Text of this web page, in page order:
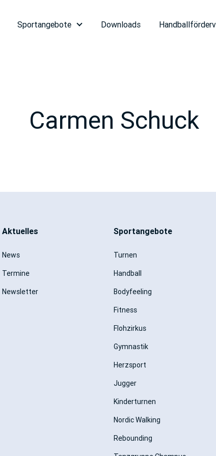
Sportangebote Downloads
Carmen Schuck
Aktuelles
News
Termine
Newsletter
Sportangebote
Turnen
Handball
Bodyfeeling
Fitness
Flohzirkus
Gymnastik
Herzsport
Jugger
Kinderturnen
Nordic Walking
Rebounding